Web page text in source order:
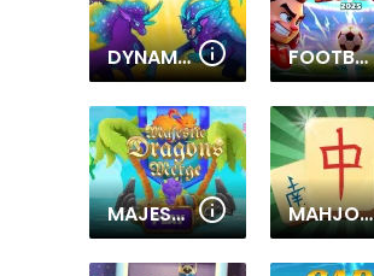
DYNAMONS 11 FOOTBALL HEADS 2025
MAJESTIC DRAGONS MERGE MAHJONG: CLASSIC TILE MATCH